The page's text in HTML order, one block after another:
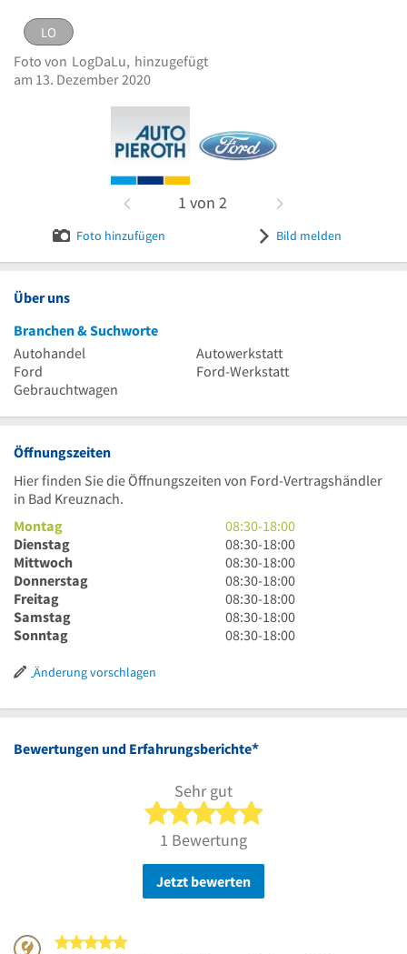
Logo Auto Pieroth GmbH & Co. KG
LO
eingestellt von
Bild melden
LO
Foto von LogDaLu, hinzugefügt
am 13. Dezember 2020
1 von 2
Foto hinzufügen Bild melden
Über uns
Branchen & Suchworte
Autohandel
Autowerkstatt
Ford
Ford-Werkstatt
Gebrauchtwagen
Öffnungszeiten
Hier finden Sie die Öffnungszeiten von Ford-Vertragshändler
in Bad Kreuznach.
Montag
8
Uhr
30
bis
18
Uhr
08:30-18:00
Dienstag
8
Uhr
30
bis
18
Uhr
08:30-18:00
Mittwoch
8
Uhr
30
bis
18
08:30-18:00
Donnerstag
8
Uhr
30
bis
08:30-18:00
Freitag
8
Uhr
30
08:30-18:00
Samstag
8
Uhr
Uhr
08:30-18:00
Sonntag
8
18
08:30-18:00
Änderung vorschlagen
Bewertungen und Erfahrungsberichte*
Sehr gut
5 von 5 Sternen
1 Bewertung
Jetzt bewerten